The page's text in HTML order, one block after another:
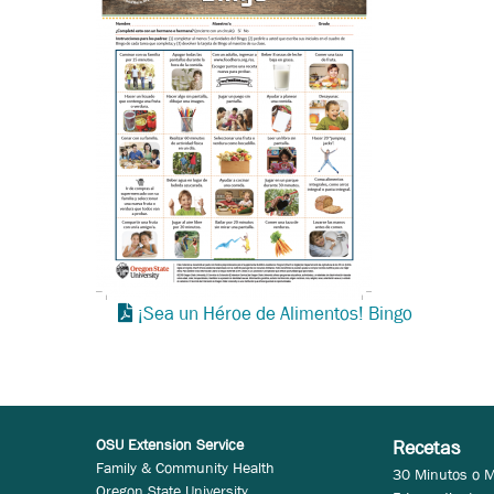
¡Sea un Héroe de Alimentos! Bingo
OSU Extension Service
Family & Community Health
Recetas
30 Minutos o